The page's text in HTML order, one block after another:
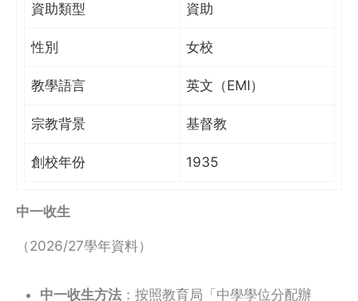
資助類型 資助
性別 女校
教學語言 英文（EMI）
宗教背景 基督教
創校年份 1935
中一收生
（2026/27學年資料）
中一收生方法 ：按照教育局「中學學位分配辦